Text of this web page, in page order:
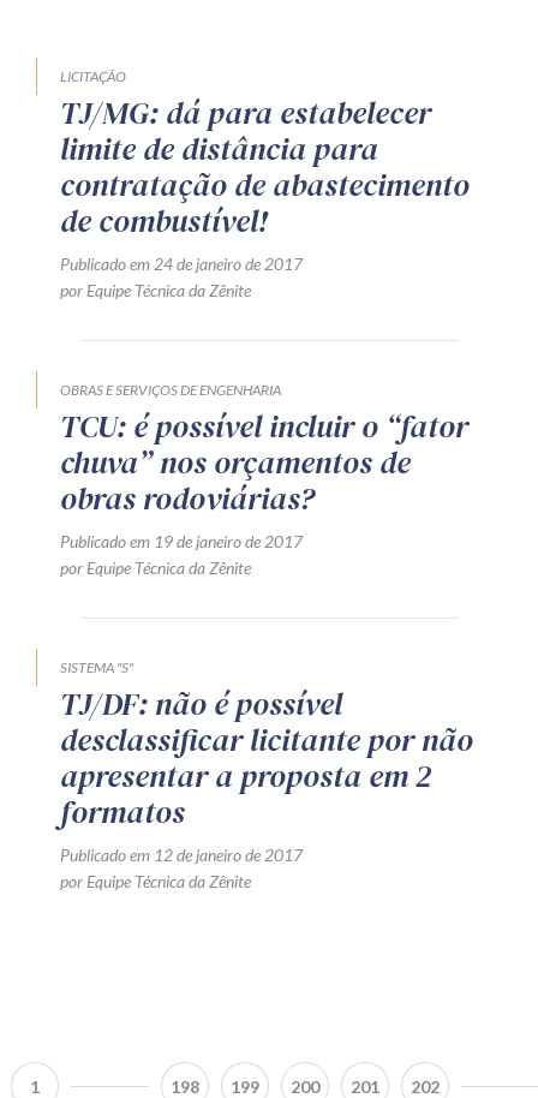
LICITAÇÃO
TJ/MG: dá para estabelecer
limite de distância para
contratação de abastecimento
de combustível!
Publicado em 24 de janeiro de 2017
por Equipe Técnica da Zênite
OBRAS E SERVIÇOS DE ENGENHARIA
TCU: é possível incluir o “fator
chuva” nos orçamentos de
obras rodoviárias?
Publicado em 19 de janeiro de 2017
por Equipe Técnica da Zênite
SISTEMA "S"
TJ/DF: não é possível
desclassificar licitante por não
apresentar a proposta em 2
formatos
Publicado em 12 de janeiro de 2017
por Equipe Técnica da Zênite
1 198 199 200 201 202